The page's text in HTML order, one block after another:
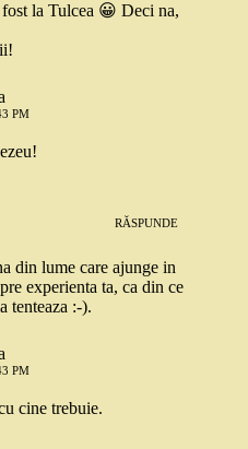
la Tulcea 😀 Deci na,
PM
RĂSPUNDE
din lume care ajunge in
experienta ta, ca din ce
tenteaza :-).
PM
cine trebuie.